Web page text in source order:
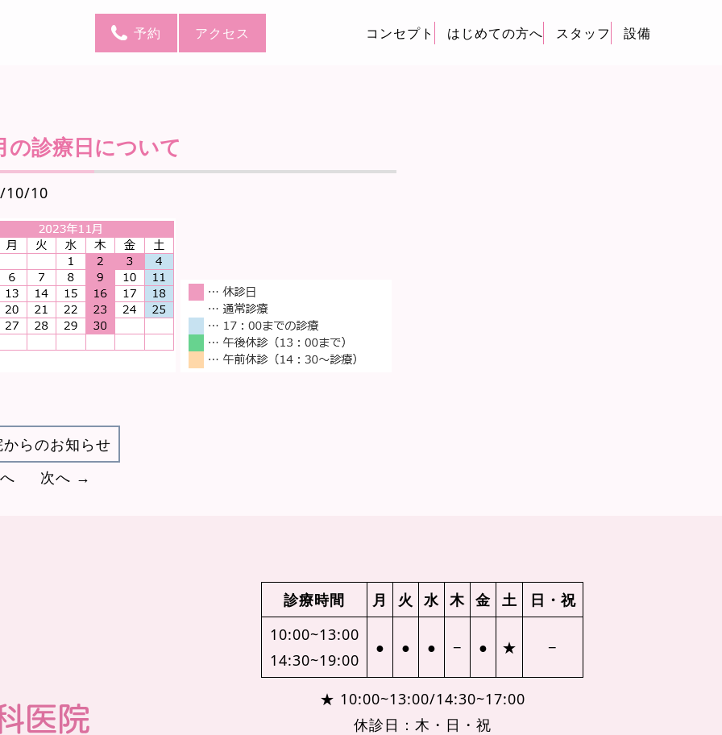
予約 アクセス コンセプト はじめての方へ スタッフ 設備
の診療日について
10/10
からのお知らせ
次へ →
診療時間 月 火 水 木 金 土
日・祝
10:00~13:00
14:30~19:00
● ● ● − ● ★ −
★ 10:00~13:00/14:30~17:00
休診日：木・日・祝